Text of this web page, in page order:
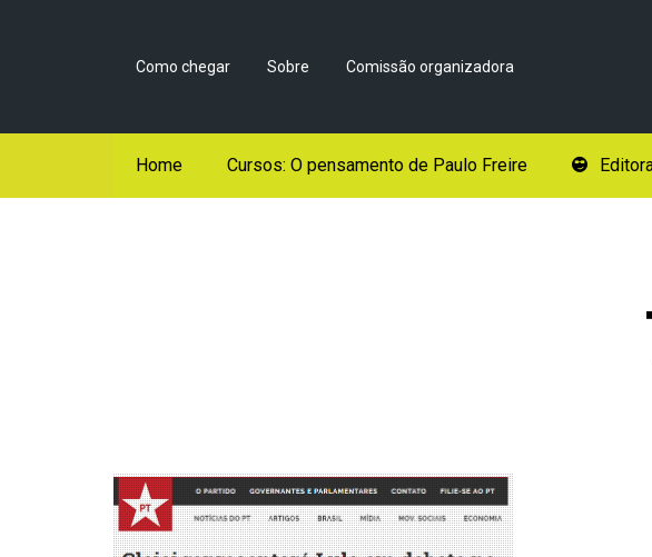
Como chegar Sobre Comissão organizadora
Home Cursos: O pensamento de Paulo Freire